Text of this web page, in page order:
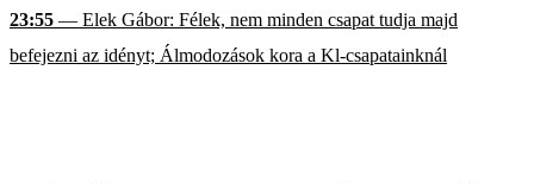
23:55 — Elek Gábor: Félek, nem minden csapat tudja majd
befejezni az idényt; Álmodozások kora a Kl-csapatainknál